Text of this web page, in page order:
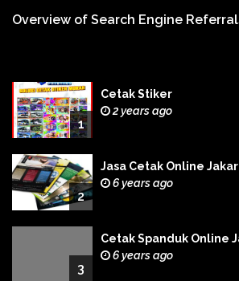
Overview of Search Engine
1
Cetak Stiker
2 years ago
2
Jasa Cetak Online
6 years ago
3
Cetak Spanduk Online
6 years ago